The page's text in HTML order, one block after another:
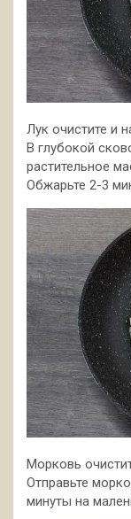
Лук очистите и
В глубокой
растительное
Обжарьте 2-3
Морковь
Отправьте
минуты на